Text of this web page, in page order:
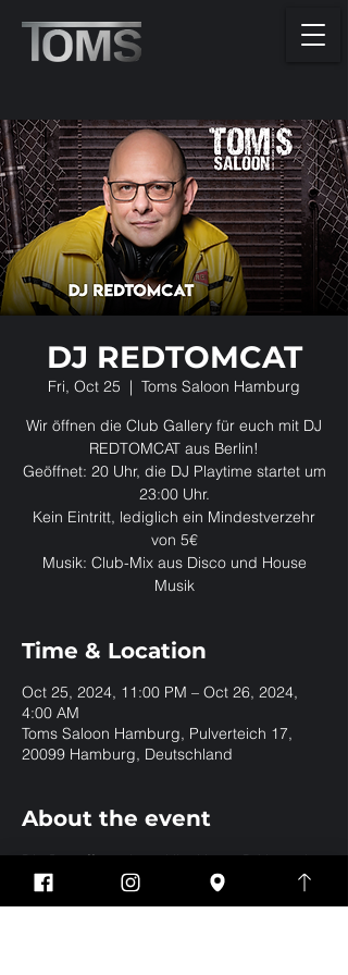
DJ REDTOMCAT
Fri, Oct 25
  |
Toms Saloon Hamburg
Wir öffnen die Club Gallery für euch mit DJ
REDTOMCAT aus Berlin!
Geöffnet: 20 Uhr, die DJ Playtime startet um
23:00 Uhr.
Kein Eintritt, lediglich ein Mindestverzehr
von 5€
Musik: Club-Mix aus Disco und House
Musik
Time & Location
Oct 25, 2024, 11:00 PM – Oct 26, 2024,
4:00 AM
Toms Saloon Hamburg, Pulverteich 17,
20099 Hamburg, Deutschland
About the event
Die Bar öffnet ab 20 Uhr. Unser DJ legt ab
23:00 Uhr in der Club Gallery auf.